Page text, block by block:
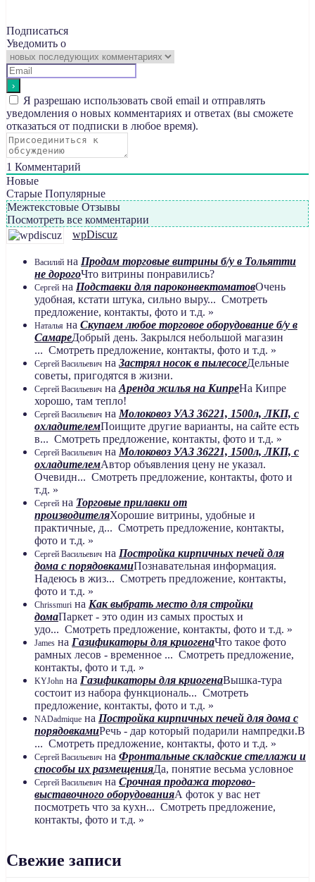
Подписаться
Уведомить о
Я разрешаю использовать свой email и отправлять
уведомления о новых комментариях и ответах (вы cможете
отказаться от подписки в любое время).
1 Комментарий
Новые
Старые Популярные
Межтекстовые Отзывы
Посмотреть все комментарии
wpDiscuz
Василий на Продам торговые витрины б/у в Тольятти
не дорогоЧто витрины понравились?
Сергей на Подставки для пароконвектоматовОчень
удобная, кстати штука, сильно выру... Смотреть
предложение, контакты, фото и т.д. »
Наталья на Скупаем любое торговое оборудование б/у в
СамареДобрый день. Закрылся небольшой магазин
... Смотреть предложение, контакты, фото и т.д. »
Сергей Васильевич на Застрял носок в пылесосеДельные
советы, пригодятся в жизни.
Сергей Васильевич на Аренда жилья на КипреНа Кипре
хорошо, там тепло!
Сергей Васильевич на Молоковоз УАЗ 36221, 1500л, ЛКП, с
охладителемПоищите другие варианты, на сайте есть
в... Смотреть предложение, контакты, фото и т.д. »
Сергей Васильевич на Молоковоз УАЗ 36221, 1500л, ЛКП, с
охладителемАвтор объявления цену не указал.
Очевидн... Смотреть предложение, контакты, фото и
т.д. »
Сергей на Торговые прилавки от
производителяХорошие витрины, удобные и
практичные, д... Смотреть предложение, контакты,
фото и т.д. »
Сергей Васильевич на Постройка кирпичных печей для
дома с порядовкамиПознавательная информация.
Надеюсь в жиз... Смотреть предложение, контакты,
фото и т.д. »
Chrissmuri на Как выбрать место для стройки
домаПаркет - это один из самых простых и
удо... Смотреть предложение, контакты, фото и т.д. »
James на Газификаторы для криогенаЧто такое фото
рамных лесов - временное ... Смотреть предложение,
контакты, фото и т.д. »
KYJohn на Газификаторы для криогенаВышка-тура
состоит из набора функциональ... Смотреть
предложение, контакты, фото и т.д. »
NADadmique на Постройка кирпичных печей для дома с
порядовкамиРечь - дар который подарили нампредки.В
... Смотреть предложение, контакты, фото и т.д. »
Сергей Васильевич на Фронтальные складские стеллажи и
способы их размещенияДа, понятие весьма условное
Сергей Васильевич на Срочная продажа торгово-
выставочного оборудованияА фоток у вас нет
посмотреть что за кухн... Смотреть предложение,
контакты, фото и т.д. »
Свежие записи